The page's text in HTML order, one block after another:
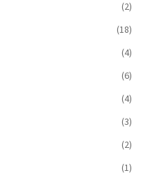
(2)
(18)
(4)
(6)
(4)
(3)
(2)
(1)